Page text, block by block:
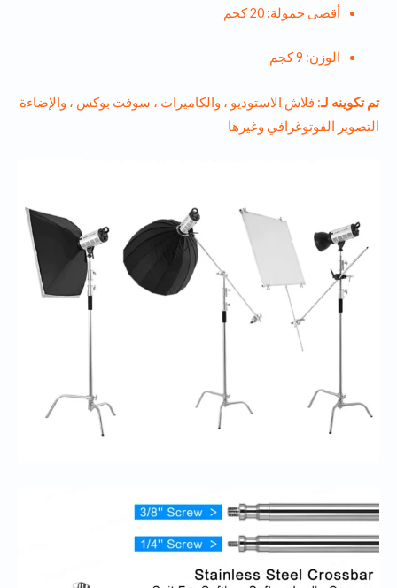
أقصى حمولة: 20 كجم
الوزن: 9 كجم
تم تكوينه لـ: فلاش الاستوديو ، والكاميرات ، سوفت بوكس ، والإضاءة
التصوير الفوتوغرافي وغيرها